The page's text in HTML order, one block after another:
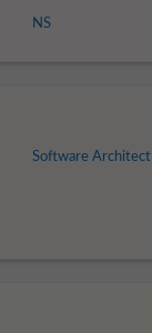
NS
Software Architect